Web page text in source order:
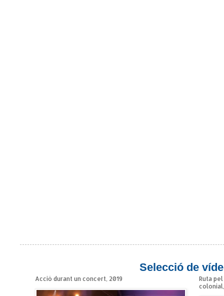
Selecció de
Acció durant un concert, 2019
Ruta